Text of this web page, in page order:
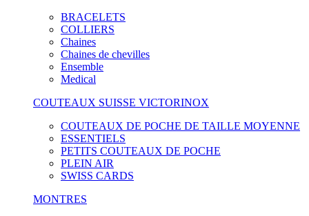
BRACELETS
COLLIERS
Chaines
Chaines de chevilles
Ensemble
Medical
COUTEAUX SUISSE VICTORINOX
COUTEAUX DE POCHE DE TAILLE MOYENNE
ESSENTIELS
PETITS COUTEAUX DE POCHE
PLEIN AIR
SWISS CARDS
MONTRES